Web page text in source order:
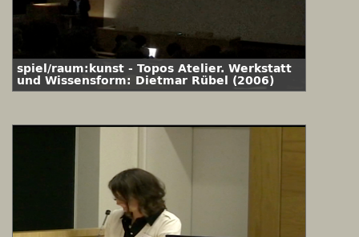
spiel/raum:kunst - Topos Atelier. Werkstatt
und Wissensform: Dietmar Rübel (2006)